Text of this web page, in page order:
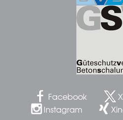
Facebook X
Instagram